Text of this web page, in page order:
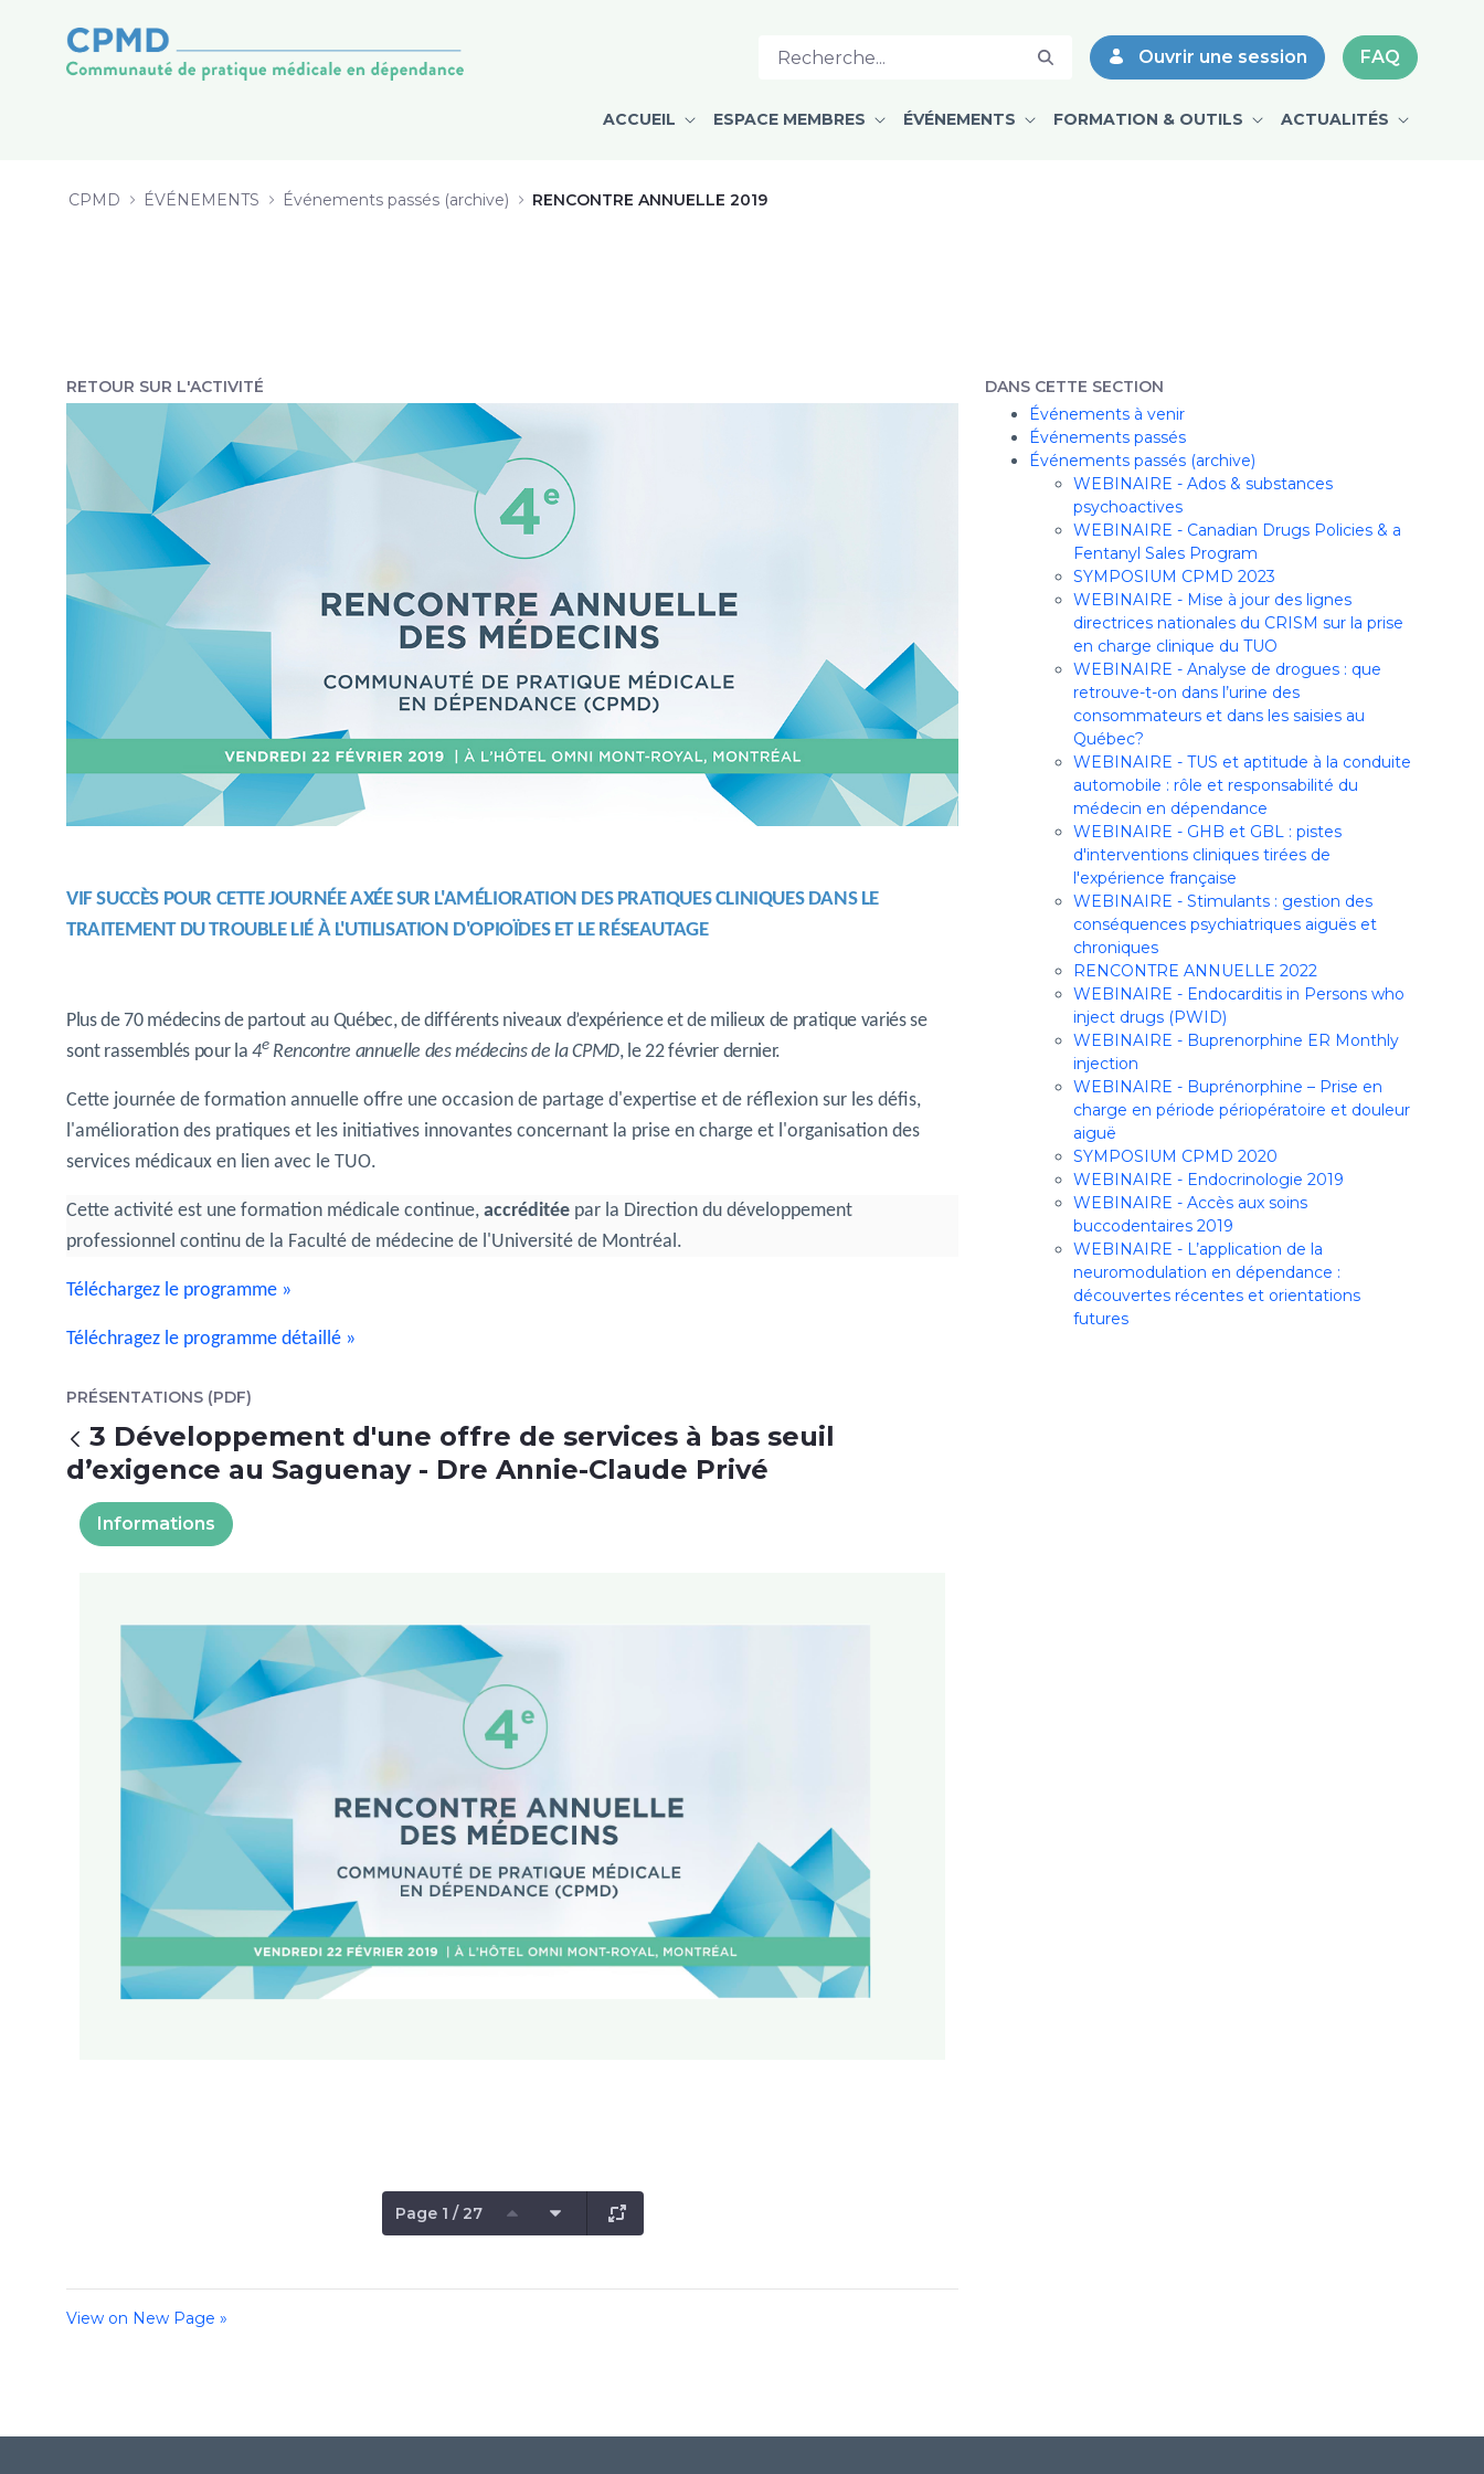
Ouvrir une session FAQ
ACCUEIL ESPACE MEMBRES ÉVÉNEMENTS FORMATION & OUTILS ACTUALITÉS
CPMD ÉVÉNEMENTS Événements passés (archive) RENCONTRE ANNUELLE 2019
RETOUR SUR L'ACTIVITÉ
VIF SUCCÈS POUR CETTE JOURNÉE AXÉE SUR L'AMÉLIORATION DES PRATIQUESCLINIQUESDANS LE
TRAITEMENT DU TROUBLE LIÉ À L'UTILISATION D'OPIOÏDES ET LE RÉSEAUTAGE
Plus de 70 médecins de partout au Québec, de différents niveaux d’expérience et de milieux de pratique variés se
sont rassemblés pour la4eRencontre annuelle des médecins de la CPMD, le 22 février dernier.
Cette journée de formation annuelle offre une occasion de partage d'expertise et de réflexion sur les défis,
l'amélioration des pratiques et les initiatives innovantes concernant la prise en charge et l'organisation des
services médicaux en lien avec le TUO.
Cette activité est une formation médicale continue, accréditée par la Direction du développement
professionnel continu de la Faculté de médecine de l'Université de Montréal.
Téléchargez le programme »
Téléchragez le programme détaillé »
PRÉSENTATIONS (PDF)
Retour
3 Développement d'une offre de services à bas seuil
d’exigence au Saguenay - Dre Annie-Claude Privé
Informations
Page 1 / 27
View on New Page »
DANS CETTE SECTION
Événements à venir
Événements passés
Événements passés (archive)
WEBINAIRE - Ados & substances
psychoactives
WEBINAIRE - Canadian Drugs Policies & a
Fentanyl Sales Program
SYMPOSIUM CPMD 2023
WEBINAIRE - Mise à jour des lignes
directrices nationales du CRISM sur la prise
en charge clinique du TUO
WEBINAIRE - Analyse de drogues : que
retrouve-t-on dans l’urine des
consommateurs et dans les saisies au
Québec?
WEBINAIRE - TUS et aptitude à la conduite
automobile : rôle et responsabilité du
médecin en dépendance
WEBINAIRE - GHB et GBL : pistes
d'interventions cliniques tirées de
l'expérience française
WEBINAIRE - Stimulants : gestion des
conséquences psychiatriques aiguës et
chroniques
RENCONTRE ANNUELLE 2022
WEBINAIRE - Endocarditis in Persons who
inject drugs (PWID)
WEBINAIRE - Buprenorphine ER Monthly
injection
WEBINAIRE - Buprénorphine – Prise en
charge en période périopératoire et douleur
aiguë
SYMPOSIUM CPMD 2020
WEBINAIRE - Endocrinologie 2019
WEBINAIRE - Accès aux soins
buccodentaires 2019
WEBINAIRE - L’application de la
neuromodulation en dépendance :
découvertes récentes et orientations
futures